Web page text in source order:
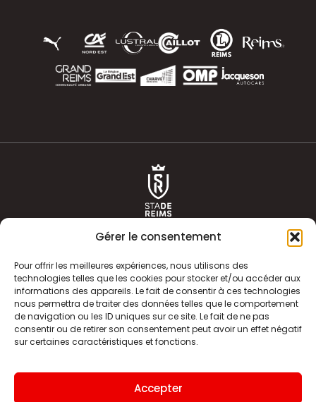
Gérer le consentement
Pour offrir les meilleures expériences, nous utilisons des
technologies telles que les cookies pour stocker et/ou accéder aux
informations des appareils. Le fait de consentir à ces technologies
nous permettra de traiter des données telles que le comportement
de navigation ou les ID uniques sur ce site. Le fait de ne pas
consentir ou de retirer son consentement peut avoir un effet négatif
sur certaines caractéristiques et fonctions.
Accepter
ACTUALITÉS
CLUB
BOUTIQUE
HISTOIRE
ÉQUIPE PREMIERE
INFOS ET CONTACT